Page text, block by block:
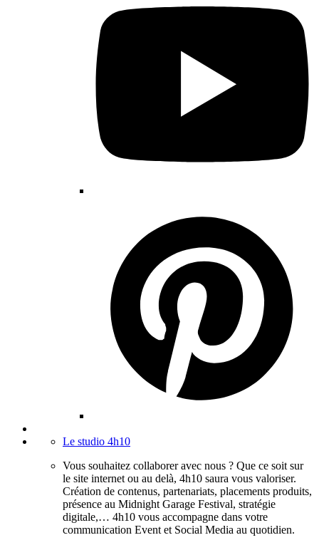
Le studio 4h10
Vous souhaitez collaborer avec nous ? Que ce soit sur
le site internet ou au delà, 4h10 saura vous valoriser.
Création de contenus, partenariats, placements produits,
présence au Midnight Garage Festival, stratégie
digitale,… 4h10 vous accompagne dans votre
communication Event et Social Media au quotidien.